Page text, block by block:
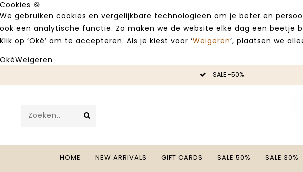
Cookies 🍪
We gebruiken cookies en vergelijkbare technologieën om je beter en
ook een analytische functie. Zo maken we de website elke dag een beetje
Klik op ‘Oké’ om te accepteren. Als je kiest voor ‘Weigeren’, plaatsen we
OkéWeigeren
SALE -50%
HOME NEW ARRIVALS GIFT CARDS SALE 50% SALE 30%